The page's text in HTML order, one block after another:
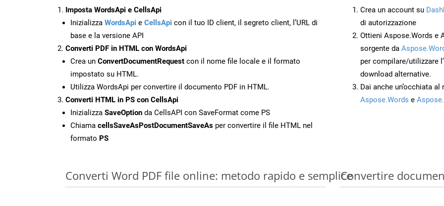
Imposta WordsApi e CellsApi
Inizializza WordsApi e CellsApi con il tuo ID client, il segreto client, l’URL di
base e la versione API
Converti PDF in HTML con WordsApi
Crea un ConvertDocumentRequest con il nome file locale e il formato
impostato su HTML.
Utilizza WordsApi per convertire il documento PDF in HTML.
Converti HTML in PS con CellsApi
Inizializza SaveOption da CellsAPI con SaveFormat come PS
Chiama cellsSaveAsPostDocumentSaveAs per convertire il file HTML nel
formato PS
Crea un account su
di autorizzazione
Ottieni Aspose.Words e
sorgente da
per compilare/utilizzare
download alternative.
Dai anche un’occhiata
Aspose.Words e
Converti Word PDF file online: metodo rapido e sempliceConvertire